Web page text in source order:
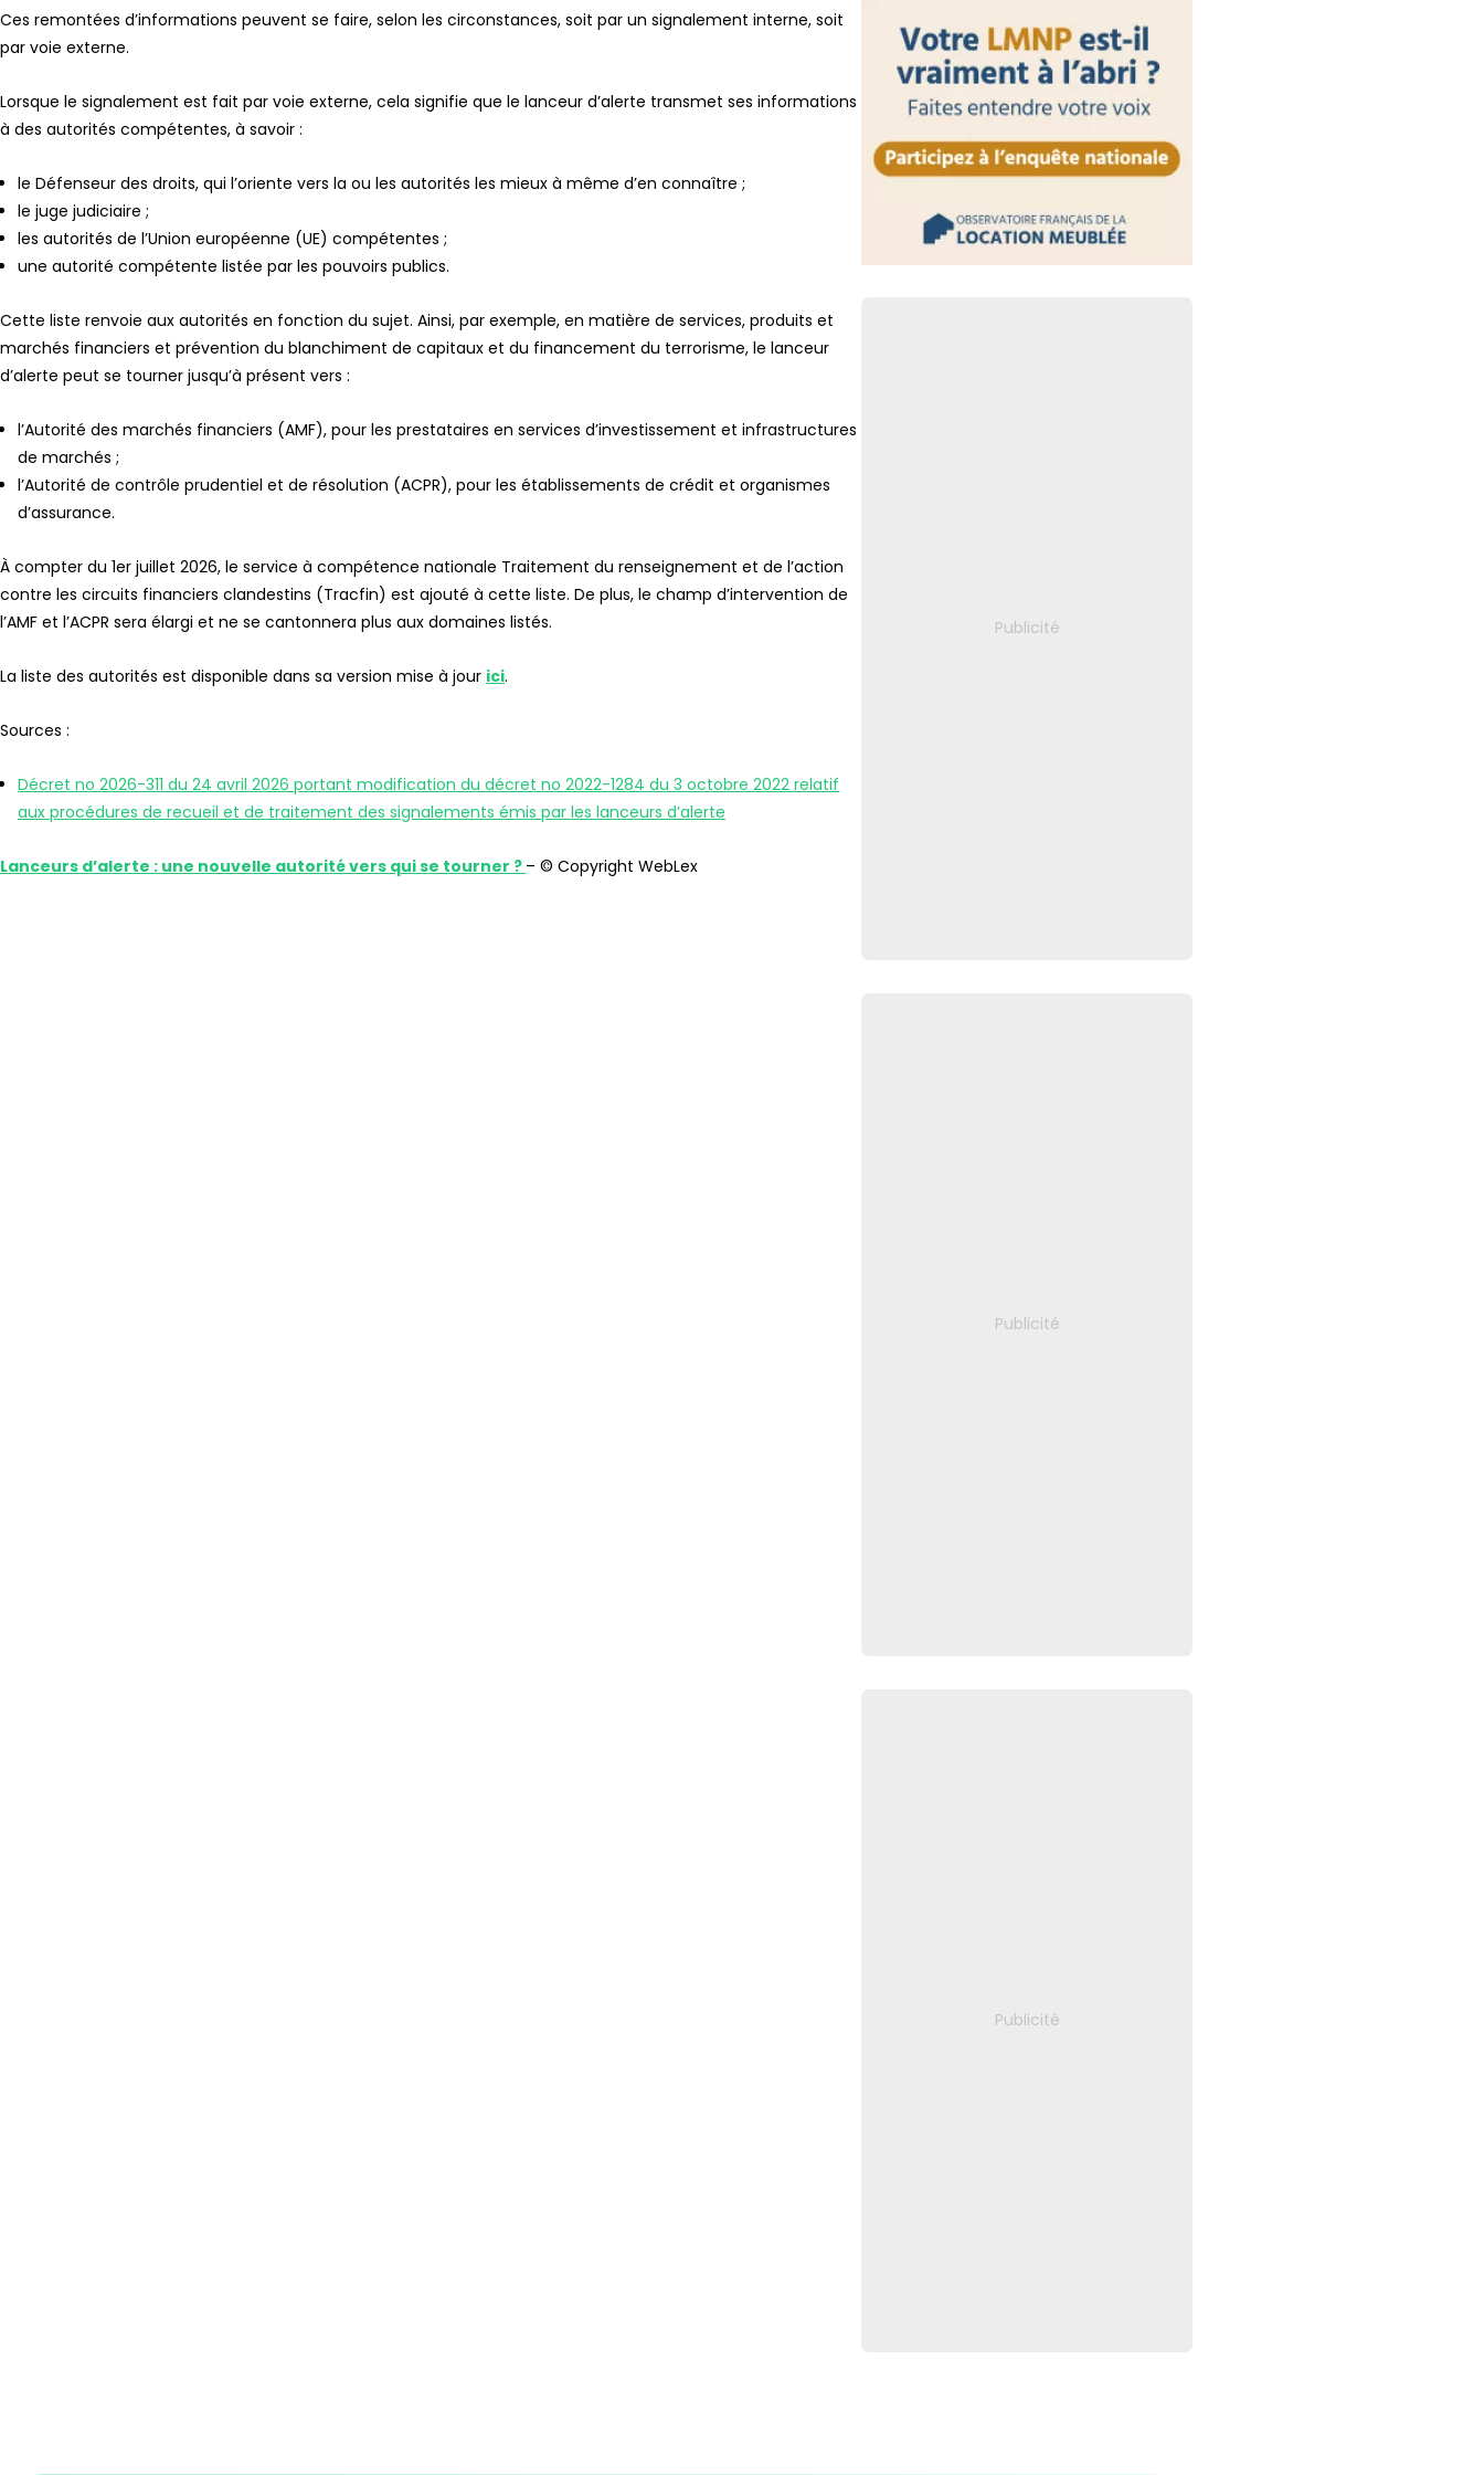
Ces remontées d’informations peuvent se faire, selon les circonstances, soit par un signalement interne, soit
par voie externe.
Lorsque le signalement est fait par voie externe, cela signifie que le lanceur d’alerte transmet ses informations
à des autorités compétentes, à savoir :
le Défenseur des droits, qui l’oriente vers la ou les autorités les mieux à même d’en connaître ;
le juge judiciaire ;
les autorités de l’Union européenne (UE) compétentes ;
une autorité compétente listée par les pouvoirs publics.
Cette liste renvoie aux autorités en fonction du sujet. Ainsi, par exemple, en matière de services, produits et
marchés financiers et prévention du blanchiment de capitaux et du financement du terrorisme, le lanceur
d’alerte peut se tourner jusqu’à présent vers :
l’Autorité des marchés financiers (AMF), pour les prestataires en services d’investissement et infrastructures
de marchés ;
l’Autorité de contrôle prudentiel et de résolution (ACPR), pour les établissements de crédit et organismes
d’assurance.
À compter du 1er juillet 2026, le service à compétence nationale Traitement du renseignement et de l’action
contre les circuits financiers clandestins (Tracfin) est ajouté à cette liste. De plus, le champ d’intervention de
l’AMF et l’ACPR sera élargi et ne se cantonnera plus aux domaines listés.
La liste des autorités est disponible dans sa version mise à jour ici.
Sources :
Décret no 2026-311 du 24 avril 2026 portant modification du décret no 2022-1284 du 3 octobre 2022 relatif
aux procédures de recueil et de traitement des signalements émis par les lanceurs d’alerte
Lanceurs d’alerte : une nouvelle autorité vers qui se tourner ? – © Copyright WebLex
30 juillet 2026
Contenus générés par l’IA : la
transparence au programme
FLASH 30 juillet 2026
déclaratives à respecter
Facturation électronique : les plateformes
agréées sous haute surveillance